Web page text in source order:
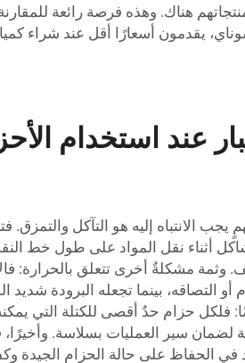
هناك. وهذه فرصة رائعة
يقدمون أسعارًا أقل عند شراء
عند استخدام
الانتباه إليه هو التآكل والتمزق.
أثناء نقل المواد على طول خط
مشكلةٌ أخرى تتعلق بالحرارة:
التصاقه، بينما تجعله البرودة
حزام حدٌ أقصى للكتلة التي
لضمان سير العمليات بسلاسة.
في الحفاظ على حالة الحزام الجيدة